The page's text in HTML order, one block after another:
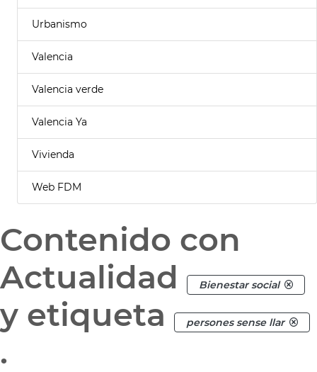
Urbanismo
Valencia
Valencia verde
Valencia Ya
Vivienda
Web FDM
Contenido con
Actualidad
Bienestar social
y etiqueta persones sense llar
.